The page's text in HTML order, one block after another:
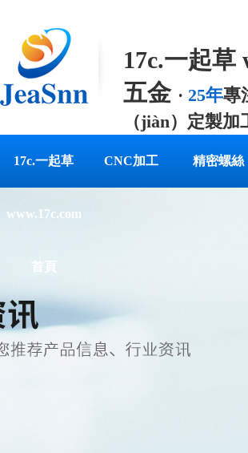
17c.一起草
五金 · 25年專
（jiàn）定製加
17c.一起草
www.17c.com
首頁
CNC加工 精密螺絲